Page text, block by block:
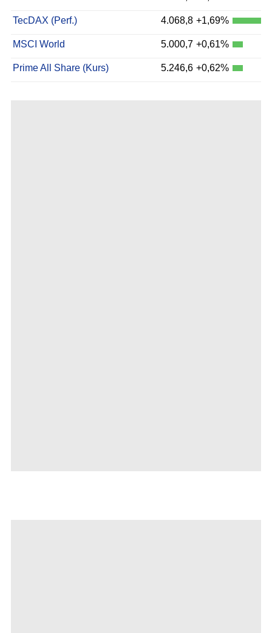
TecDAX (Perf.) 4.068,8 +1,69%
MSCI World 5.000,7 +0,61%
Prime All Share (Kurs) 5.246,6 +0,62%